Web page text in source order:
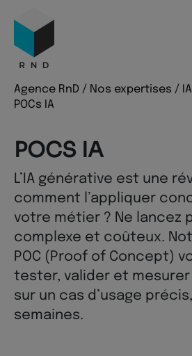
Recherche
Pied de page
Agence RnD / Nos expertises /
POCs IA
POCS IA
L’IA générative est une
comment l’appliquer
votre métier ? Ne lancez
complexe et coûteux.
POC (Proof of Concept)
tester, valider et mesurer
sur un cas d’usage
semaines.